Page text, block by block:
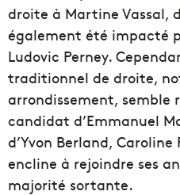
droite à Martine Vassal,
également été impacté
Ludovic Perney.
traditionnel de droite,
arrondissement, semble
candidat d’Emmanuel
d’Yvon Berland,
encline à rejoindre ses
majorité sortante.